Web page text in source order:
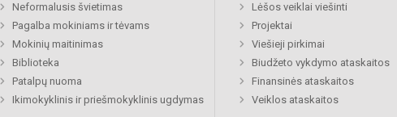
Neformalusis švietimas
Pagalba mokiniams ir tėvams
Mokinių maitinimas
Biblioteka
Patalpų nuoma
Ikimokyklinis ir priešmokyklinis ugdymas
Lėšos veiklai viešinti
Projektai
Viešieji pirkimai
Biudžeto vykdymo ataskaitos
Finansinės ataskaitos
Veiklos ataskaitos